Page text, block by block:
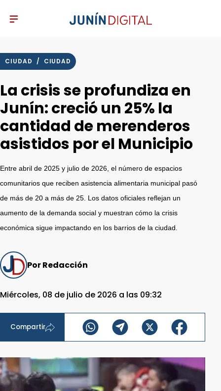
CIUDAD / CIUDAD
La crisis se profundiza en
Junín: creció un 25% la
cantidad de merenderos
asistidos por el Municipio
Entre abril de 2025 y julio de 2026, el número de espacios
comunitarios que reciben asistencia alimentaria municipal pasó
de más de 20 a más de 25. Los datos oficiales reflejan un
aumento de la demanda social y muestran cómo la crisis
económica sigue impactando en los barrios de la ciudad.
Por Redacción
Miércoles, 08 de julio de 2026 a las 09:32
Compartir